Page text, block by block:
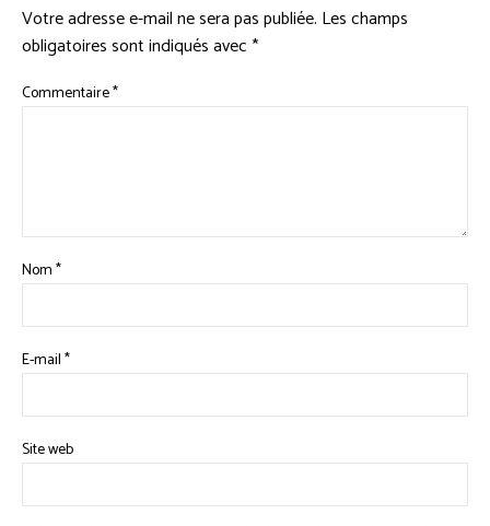
Votre adresse e-mail ne sera pas publiée. Les champs
obligatoires sont indiqués avec*
Commentaire*
Nom*
E-mail*
Site web